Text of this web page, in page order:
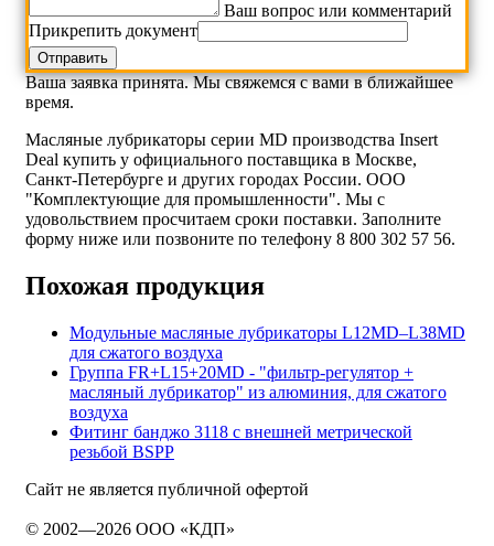
Ваш вопрос или комментарий
Прикрепить документ
Ваша заявка принята. Мы свяжемся с вами в ближайшее
время.
Масляные лубрикаторы серии MD производства Insert
Deal купить у официального поставщика в Москве,
Санкт-Петербурге и других городах России. ООО
"Комплектующие для промышленности". Мы с
удовольствием просчитаем сроки поставки. Заполните
форму ниже или позвоните по телефону 8 800 302 57 56.
Похожая продукция
Модульные масляные лубрикаторы L12MD–L38MD
для сжатого воздуха
Группа FR+L15+20MD - "фильтр-регулятор +
масляный лубрикатор" из алюминия, для сжатого
воздуха
Фитинг банджо 3118 с внешней метрической
резьбой BSPP
Сайт не является публичной офертой
© 2002—2026 ООО «КДП»